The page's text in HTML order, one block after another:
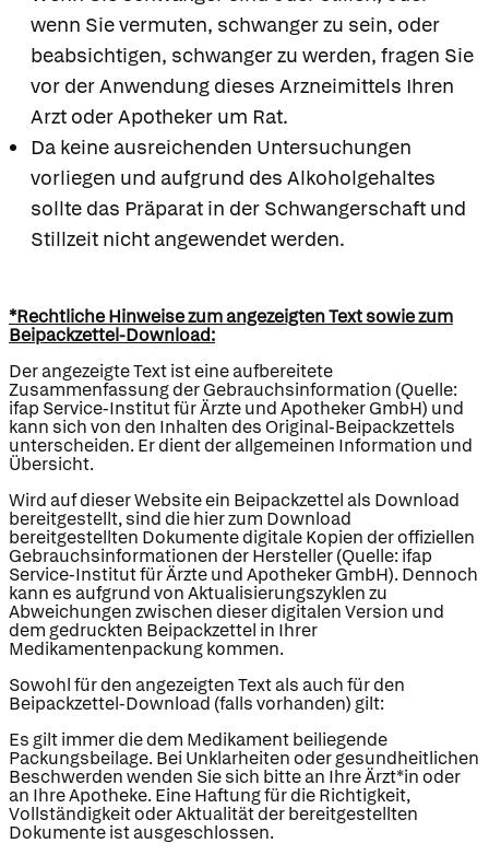
wenn Sie vermuten, schwanger zu sein, oder
beabsichtigen, schwanger zu werden, fragen Sie
vor der Anwendung dieses Arzneimittels Ihren
Arzt oder Apotheker um Rat.
Da keine ausreichenden Untersuchungen
vorliegen und aufgrund des Alkoholgehaltes
sollte das Präparat in der Schwangerschaft und
Stillzeit nicht angewendet werden.
*Rechtliche Hinweise zum angezeigten Text sowie zum
Beipackzettel-Download:
Der angezeigte Text ist eine aufbereitete
Zusammenfassung der Gebrauchsinformation (Quelle:
ifap Service-Institut für Ärzte und Apotheker GmbH) und
kann sich von den Inhalten des Original-Beipackzettels
unterscheiden. Er dient der allgemeinen Information und
Übersicht.
Wird auf dieser Website ein Beipackzettel als Download
bereitgestellt, sind die hier zum Download
bereitgestellten Dokumente digitale Kopien der offiziellen
Gebrauchsinformationen der Hersteller (Quelle: ifap
Service-Institut für Ärzte und Apotheker GmbH). Dennoch
kann es aufgrund von Aktualisierungszyklen zu
Abweichungen zwischen dieser digitalen Version und
dem gedruckten Beipackzettel in Ihrer
Medikamentenpackung kommen.
Sowohl für den angezeigten Text als auch für den
Beipackzettel-Download (falls vorhanden) gilt:
Es gilt immer die dem Medikament beiliegende
Packungsbeilage. Bei Unklarheiten oder gesundheitlichen
Beschwerden wenden Sie sich bitte an Ihre Ärzt*in oder
an Ihre Apotheke. Eine Haftung für die Richtigkeit,
Vollständigkeit oder Aktualität der bereitgestellten
Dokumente ist ausgeschlossen.